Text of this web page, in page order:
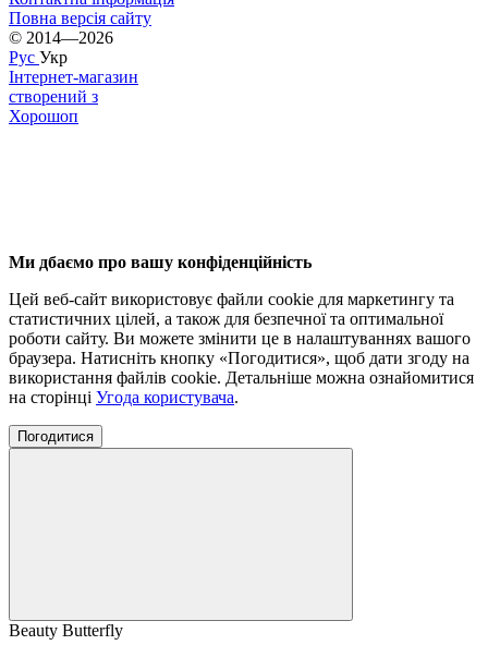
Повна версія сайту
© 2014—2026
Рус Укр
Інтернет-магазин
створений з
Хорошоп
Ми дбаємо про вашу конфіденційність
Цей веб-сайт використовує файли cookie для маркетингу та
статистичних цілей, а також для безпечної та оптимальної
роботи сайту. Ви можете змінити це в налаштуваннях вашого
браузера. Натисніть кнопку «Погодитися», щоб дати згоду на
використання файлів cookie. Детальніше можна ознайомитися
на сторінці Угода користувача.
Погодитися
Beauty Butterfly